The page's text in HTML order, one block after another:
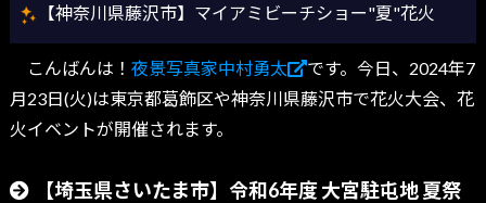
【神奈川県藤沢市】マイアミビーチショー"夏"花火
こんばんは！ 夜景写真家中村勇太
です。今日、2024年7
月23日(火)は東京都葛飾区や神奈川県藤沢市で花火大会、花
火イベントが開催されます。
【埼玉県さいたま市】令和6年度 大宮駐屯地 夏祭